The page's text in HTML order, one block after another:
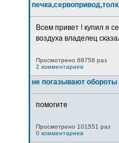
Всем привет ! купил я
воздуха владелец
Просмотрено 68758 раз
2 комментариев
не погазывают обороты
помогите
Просмотрено 101551 раз
0 комментариев